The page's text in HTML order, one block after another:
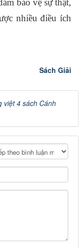
bảo vệ sự thật,
nhiều điều ích
Sách Giải
việt 4 sách Cánh